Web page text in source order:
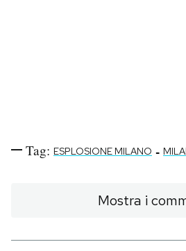
Tag: ESPLOSIONE MILANO -
Mostra i